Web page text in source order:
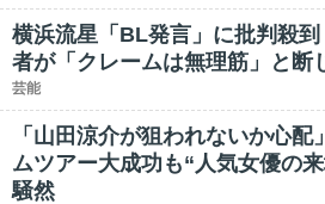
横浜流星「BL発言」に批判殺
者が「クレームは無理筋」と断
芸能
「山田涼介が狙われないか心
ムツアー大成功も“人気女優の
騒然